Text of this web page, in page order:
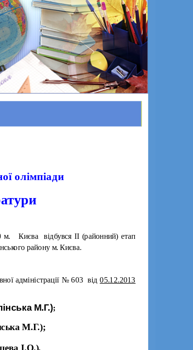
олімпіади
Києва відбувся ІІ (районний) етап
району м. Києва.
адміністрації № 603 від 05.12.2013
М.Г.);
М.Г.);
І.О.).